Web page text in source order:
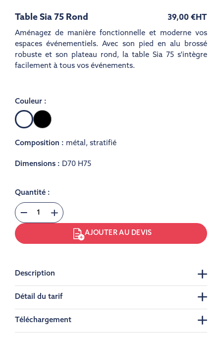
Table Sia 75 Rond 39,00 €HT
Aménagez de manière fonctionnelle et moderne vos
espaces événementiels. Avec son pied en alu brossé
robuste et son plateau rond, la table Sia 75 s'intègre
facilement à tous vos événements.
Couleur :
Blanc
Noir
Composition : métal, stratifié
Dimensions : D70 H75
Quantité :
AJOUTER AU DEVIS
Description
Détail du tarif
Téléchargement